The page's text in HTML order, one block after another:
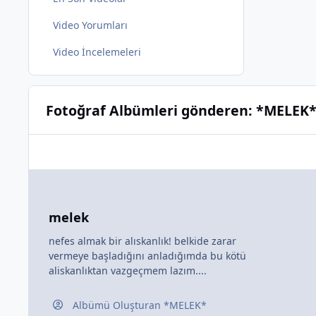
Video Yorumları
Video İncelemeleri
Fotoğraf Albümleri gönderen: *MELEK*
melek
nefes almak bir alıskanlık! belkide zarar
vermeye başladığını anladığımda bu kötü
aliskanlıktan vazgeçmem lazım....
Albümü Oluşturan *MELEK*